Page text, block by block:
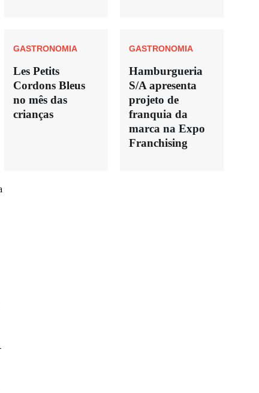
GASTRONOMIA
Les Petits
Cordons Bleus
no mês das
crianças
GASTRONOMIA
Hamburgueria
S/A apresenta
projeto de
franquia da
marca na Expo
Franchising